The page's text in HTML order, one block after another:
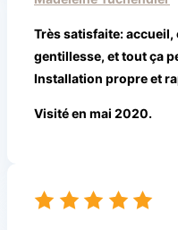
Très satisfaite:
gentillesse, et tout ça
Installation propre et
Visité en mai 2020.